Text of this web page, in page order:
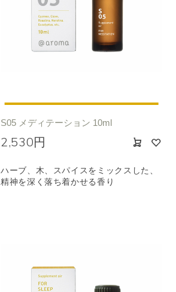
S05 メディテーション 10ml
2,530円
ハーブ、木、スパイスをミックスした、
精神を深く落ち着かせる香り